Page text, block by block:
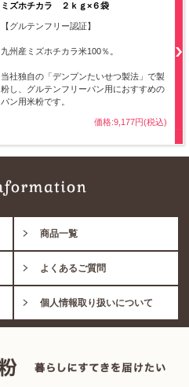
ミズホチカラ ２ｋｇ×６袋
【グルテンフリー認証】
九州産ミズホチカラ米100％。
当社独自の「デンプンたいせつ製法」で製
粉し、グルテンフリーパン用におすすめの
パン用米粉です。
価格:9,177円(税込)
商品一覧
よくあるご質問
個人情報取り扱いについて